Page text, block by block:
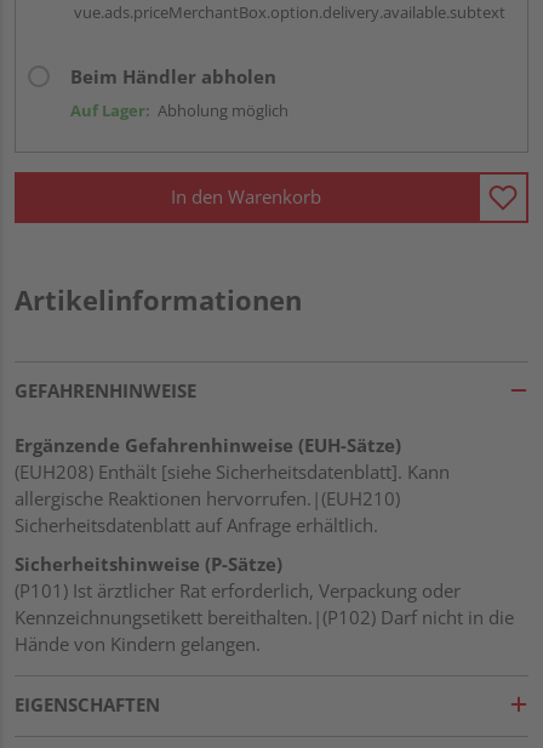
vue.ads.priceMerchantBox.option.delivery.available.subtext
Beim Händler abholen
Auf Lager: Abholung möglich
In den Warenkorb
Artikelinformationen
GEFAHRENHINWEISE
Ergänzende Gefahrenhinweise (EUH-Sätze)
(EUH208) Enthält [siehe Sicherheitsdatenblatt]. Kann
allergische Reaktionen hervorrufen.|(EUH210)
Sicherheitsdatenblatt auf Anfrage erhältlich.
Sicherheitshinweise (P-Sätze)
(P101) Ist ärztlicher Rat erforderlich, Verpackung oder
Kennzeichnungsetikett bereithalten.|(P102) Darf nicht in die
Hände von Kindern gelangen.
EIGENSCHAFTEN